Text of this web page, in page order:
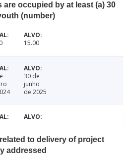
occupied by at least (a) 30
(number)
15.00
30 de
junho
de 2025
to delivery of project
addressed